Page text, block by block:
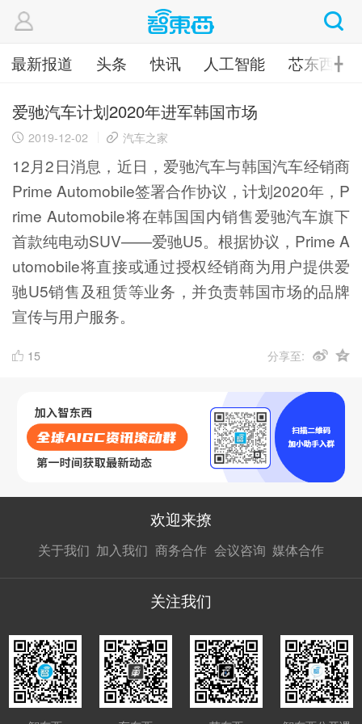
最新报道 头条 快讯 人工智能 芯东西 ╋
爱驰汽车计划2020年进军韩国市场
2019-12-02 汽车之家
12月2日消息，近日，爱驰汽车与韩国汽车经销商
Prime Automobile签署合作协议，计划2020年，P
rime Automobile将在韩国国内销售爱驰汽车旗下
首款纯电动SUV——爱驰U5。根据协议，Prime A
utomobile将直接或通过授权经销商为用户提供爱
驰U5销售及租赁等业务，并负责韩国市场的品牌
宣传与用户服务。
15 分享至:
欢迎来撩
关于我们 加入我们
接扔简历
商务合作
接开聊
会议咨询 媒体合作
接开聊
关注我们